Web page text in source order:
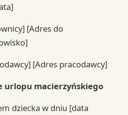
[Adres do
[Adres pracodawcy]
urlopu macierzyńskiego
dziecka w dniu [data